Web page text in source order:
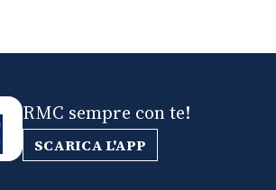
RMC sempre con te!
SCARICA L'APP